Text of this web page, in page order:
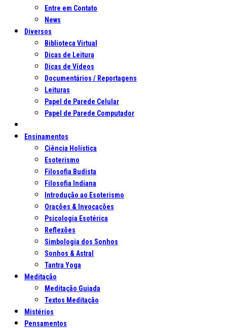
Entre em Contato
News
Diversos
Biblioteca Virtual
Dicas de Leitura
Dicas de Vídeos
Documentários / Reportagens
Leituras
Papel de Parede Celular
Papel de Parede Computador
Ensinamentos
Ciência Holística
Esoterismo
Filosofia Budista
Filosofia Indiana
Introdução ao Esoterismo
Orações & Invocações
Psicologia Esotérica
Reflexões
Simbologia dos Sonhos
Sonhos & Astral
Tantra Yoga
Meditação
Meditação Guiada
Textos Meditação
Mistérios
Pensamentos